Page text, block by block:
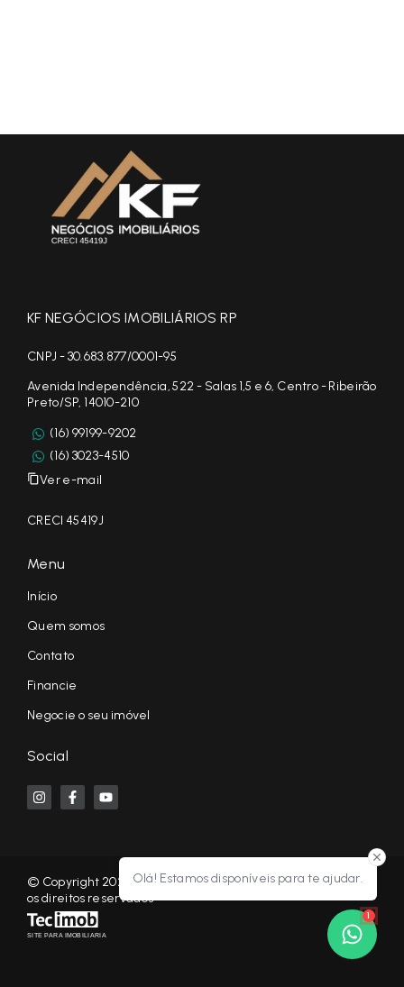
Olá! Estamos disponíveis para te ajudar.
1
KF NEGÓCIOS IMOBILIÁRIOS RP
CNPJ - 30.683.877/0001-95
Avenida Independência, 522 - Salas 1,5 e 6, Centro - Ribeirão
Preto/SP, 14010-210
(16) 99199-9202
(16) 3023-4510
Ver e-mail
CRECI 45419J
Menu
Início
Quem somos
Contato
Financie
Negocie o seu imóvel
Social
© Copyright 2026 - KF NEGÓCIOS IMOBILIÁRIOS RP - Todos
os direitos reservados
SITE PARA IMOBILIARIA